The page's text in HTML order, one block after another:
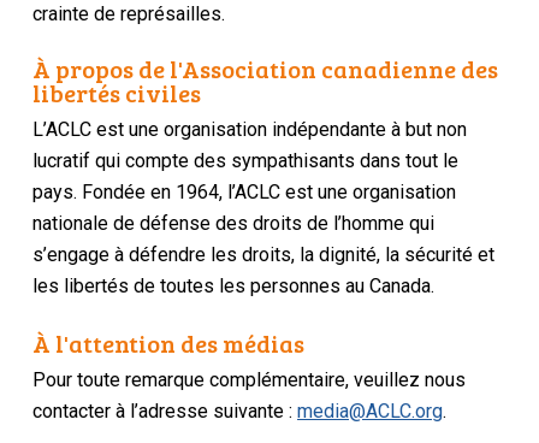
crainte de représailles.
À propos de l'Association canadienne des
libertés civiles
L’ACLC est une organisation indépendante à but non
lucratif qui compte des sympathisants dans tout le
pays. Fondée en 1964, l’ACLC est une organisation
nationale de défense des droits de l’homme qui
s’engage à défendre les droits, la dignité, la sécurité et
les libertés de toutes les personnes au Canada.
À l'attention des médias
Pour toute remarque complémentaire, veuillez nous
contacter à l’adresse suivante :media@ACLC.org.